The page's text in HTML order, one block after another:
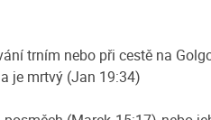
trním nebo při cestě na
je mrtvý (Jan 19:34)